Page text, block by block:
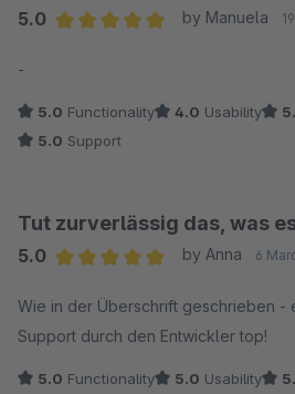
5.0
by Manuela
-
5.0 Functionality 4.0 Usability
5.0 Support
Tut zurverlässig das, was
5.0
by Anna 6
Wie in der Überschrift geschrieben -
Support durch den Entwickler top!
5.0 Functionality 5.0 Usability